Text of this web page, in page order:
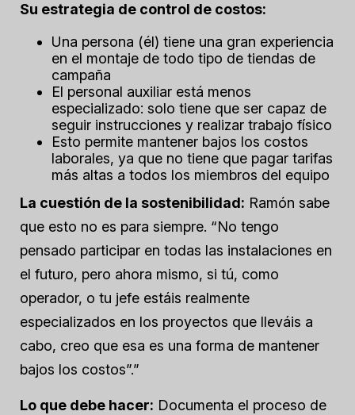
Su estrategia de control de costos:
Una persona (él) tiene una gran experiencia
en el montaje de todo tipo de tiendas de
campaña
El personal auxiliar está menos
especializado: solo tiene que ser capaz de
seguir instrucciones y realizar trabajo físico
Esto permite mantener bajos los costos
laborales, ya que no tiene que pagar tarifas
más altas a todos los miembros del equipo
La cuestión de la sostenibilidad: Ramón sabe
que esto no es para siempre. “No tengo
pensado participar en todas las instalaciones en
el futuro, pero ahora mismo, si tú, como
operador, o tu jefe estáis realmente
especializados en los proyectos que lleváis a
cabo, creo que esa es una forma de mantener
bajos los costos”.”
Lo que debe hacer: Documenta el proceso de